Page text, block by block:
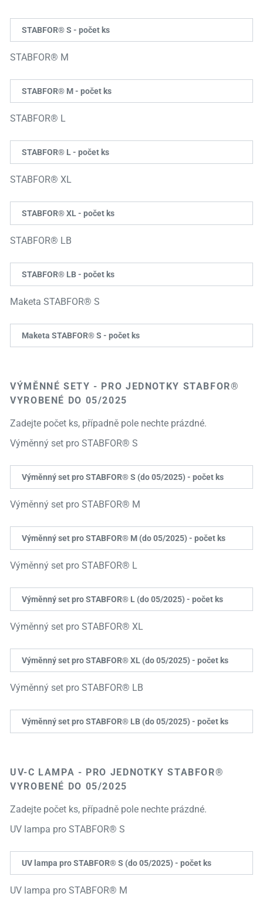
STABFOR® S - počet ks
STABFOR® M
STABFOR® M - počet ks
STABFOR® L
STABFOR® L - počet ks
STABFOR® XL
STABFOR® XL - počet ks
STABFOR® LB
STABFOR® LB - počet ks
Maketa STABFOR® S
Maketa STABFOR® S - počet ks
VÝMĚNNÉ SETY - PRO JEDNOTKY STABFOR®
VYROBENÉ DO 05/2025
Zadejte počet ks, případně pole nechte prázdné.
Výměnný set pro STABFOR® S
Výměnný set pro STABFOR® S (do 05/2025) - počet ks
Výměnný set pro STABFOR® M
Výměnný set pro STABFOR® M (do 05/2025) - počet ks
Výměnný set pro STABFOR® L
Výměnný set pro STABFOR® L (do 05/2025) - počet ks
Výměnný set pro STABFOR® XL
Výměnný set pro STABFOR® XL (do 05/2025) - počet ks
Výměnný set pro STABFOR® LB
Výměnný set pro STABFOR® LB (do 05/2025) - počet ks
UV-C LAMPA - PRO JEDNOTKY STABFOR®
VYROBENÉ DO 05/2025
Zadejte počet ks, případně pole nechte prázdné.
UV lampa pro STABFOR® S
UV lampa pro STABFOR® S (do 05/2025) - počet ks
UV lampa pro STABFOR® M